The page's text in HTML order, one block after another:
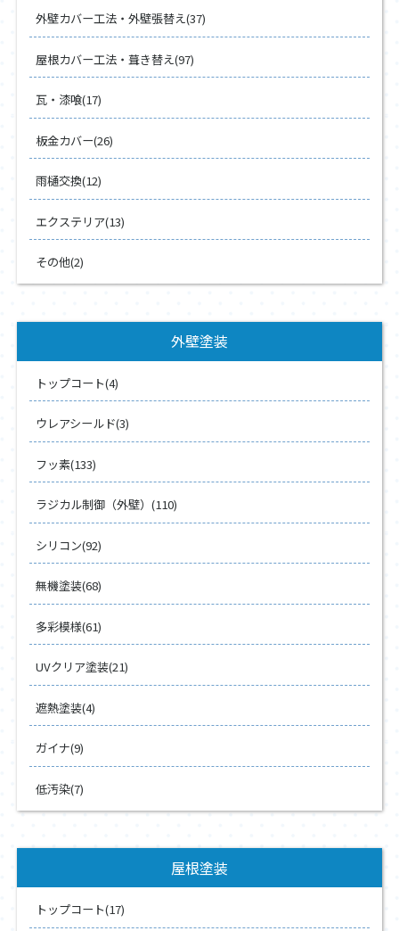
外壁カバー工法・外壁張替え(37)
屋根カバー工法・葺き替え(97)
瓦・漆喰(17)
板金カバー(26)
雨樋交換(12)
エクステリア(13)
その他(2)
外壁塗装
トップコート(4)
ウレアシールド(3)
フッ素(133)
ラジカル制御（外壁）(110)
シリコン(92)
無機塗装(68)
多彩模様(61)
UVクリア塗装(21)
遮熱塗装(4)
ガイナ(9)
低汚染(7)
屋根塗装
トップコート(17)